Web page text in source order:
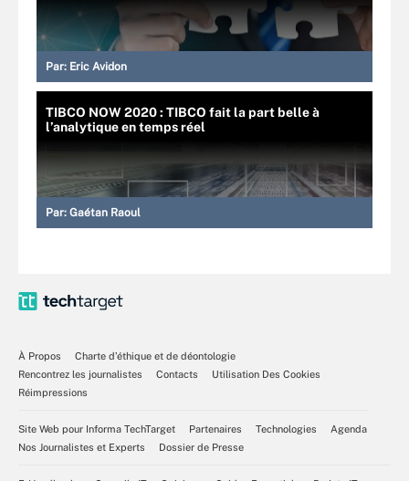
Par: Eric Avidon
TIBCO NOW 2020 : TIBCO fait la part belle à
l’analytique en temps réel
Par: Gaétan Raoul
À Propos
Charte d’éthique et de déontologie
Rencontrez les journalistes
Contacts
Utilisation Des Cookies
Réimpressions
Site Web pour Informa TechTarget Partenaires Technologies
Agenda
Nos Journalistes et Experts
Dossier de Presse